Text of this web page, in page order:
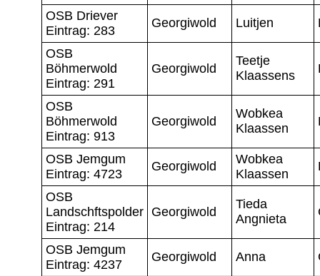
OSB Driever
Eintrag: 283
Georgiwold Luitjen
OSB
Böhmerwold
Eintrag: 291
Georgiwold
Teetje
Klaassens
OSB
Böhmerwold
Eintrag: 913
Georgiwold
Wobkea
Klaassen
OSB Jemgum
Eintrag: 4723
Georgiwold
Wobkea
Klaassen
OSB
Landschftspolder
Eintrag: 214
Georgiwold
Tieda
Angnieta
OSB Jemgum
Eintrag: 4237
Georgiwold Anna